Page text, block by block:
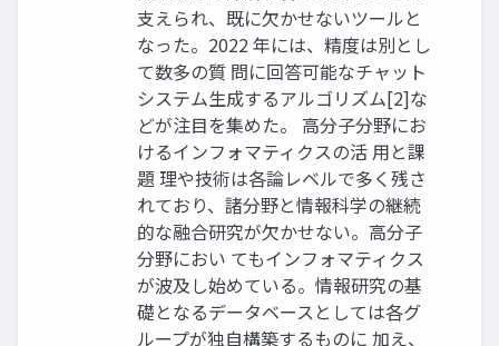
支えられ、既に欠かせないツールと
なった。2022 年には、精度は別とし
て数多の質 問に回答可能なチャット
システム生成するアルゴリズム[2]な
どが注目を集めた。 高分子分野にお
けるインフォマティクスの活 用と課
題 理や技術は各論レベルで多く残さ
れており、諸分野と情報科学の継続
的な融合研究が欠かせない。高分子
分野におい てもインフォマティクス
が波及し始めている。情報研究の基
礎となるデータベースとしては各グ
ループが独自構築するものに 加え、